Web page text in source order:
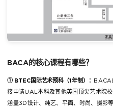
BACA的核心课程有哪些？
① BTEC国际艺术预科（1年制）：
BACA
接申请UAL本科及其他英国顶尖艺术院
涵盖3D设计、纯艺、平面、时尚、摄影